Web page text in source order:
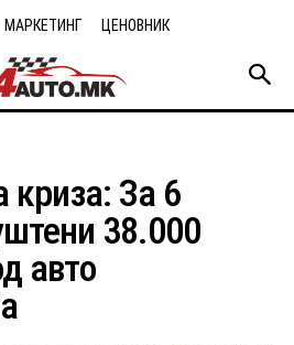
МАРКЕТИНГ ЦЕНОВНИК
За 6
38.000
авто